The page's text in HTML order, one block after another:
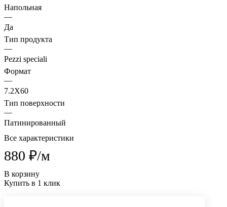
Напольная
—
Да
Тип продукта
—
Pezzi speciali
Формат
—
7.2X60
Тип поверхности
—
Патинированный
Все характеристики
880 ₽/м
В корзину
Купить в 1 клик